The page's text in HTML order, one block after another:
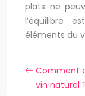
plats ne
l’équilibre
éléments du
Comment
vin naturel